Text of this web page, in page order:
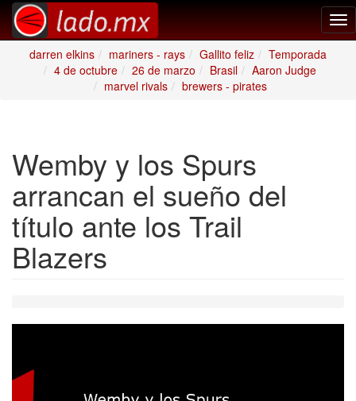
darren elkins
mariners - rays Gallito feliz
Temporada
4 de octubre
26 de marzo Brasil
Aaron Judge
marvel rivals
brewers - pirates
Wemby y los Spurs
arrancan el sueño del
título ante los Trail
Blazers